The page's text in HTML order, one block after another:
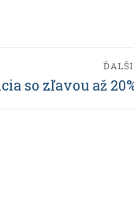
so zľavou až